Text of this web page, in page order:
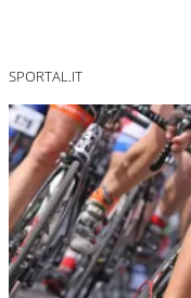
SPORTAL.IT